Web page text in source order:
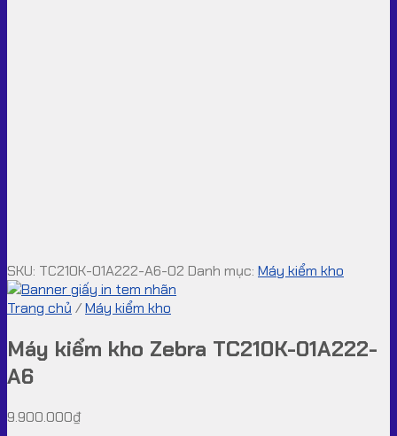
SKU: TC210K-01A222-A6-02 Danh mục: Máy kiểm kho
Trang chủ /Máy kiểm kho
Máy kiểm kho Zebra TC210K-01A222-
A6
9.900.000₫